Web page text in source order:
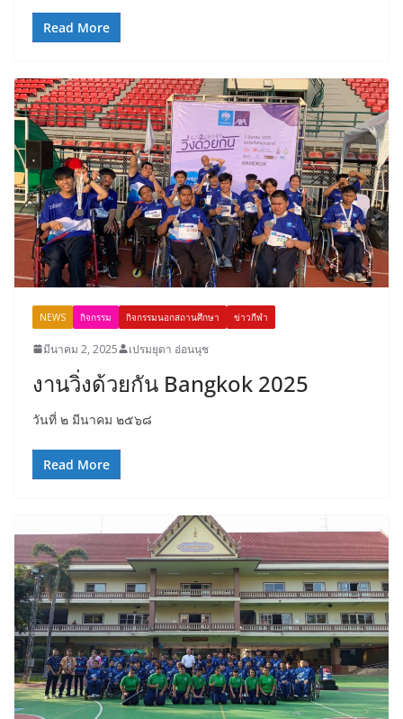
Read More
NEWS กิจกรรม กิจกรรมนอกสถานศึกษา ข่าวกีฬา
มีนาคม 2, 2025 เปรมยุดา อ่อนนุช
งานวิ่งด้วยกัน Bangkok 2025
วันที่ ๒ มีนาคม ๒๕๖๘
Read More